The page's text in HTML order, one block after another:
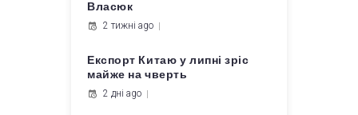
Власюк
2 тижні ago
Експорт Китаю у липні зріс
майже на чверть
2 дні ago